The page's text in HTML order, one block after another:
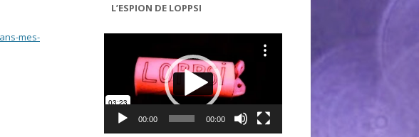
mes-
L’ESPION DE LOPPSI
Lecteur
00:00 00:00